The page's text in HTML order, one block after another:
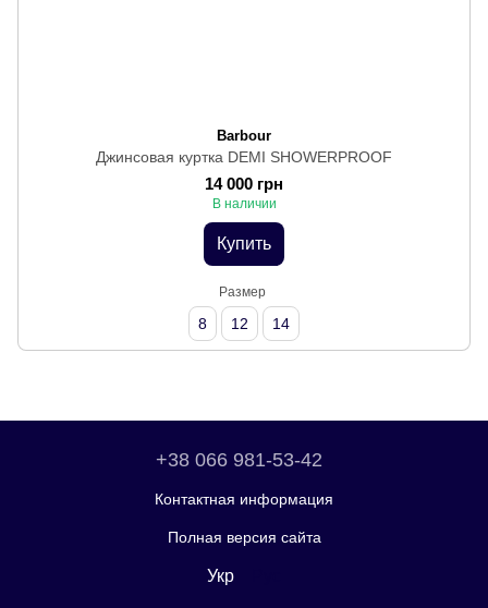
Barbour
Джинсовая куртка DEMI SHOWERPROOF
14 000 грн
В наличии
Купить
Размер
8 12 14
+38 066 981-53-42
Контактная информация
Полная версия сайта
Укр